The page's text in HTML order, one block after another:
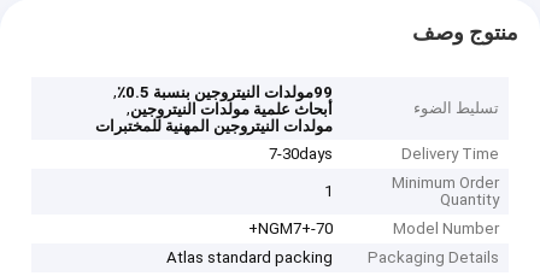
منتوج وصف
تسليط الضوء
99مولدات النيتروجين بنسبة 0.5٪
,
أبحاث علمية مولدات النيتروجين,
مولدات النيتروجين المهنية للمختبرات
Delivery Time
7-30days
Minimum Order
Quantity
1
Model Number
NGM7+-70+
Packaging Details
Atlas standard packing